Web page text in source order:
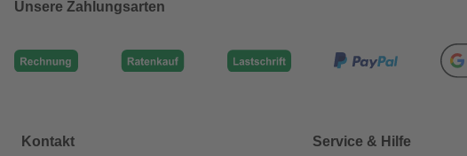
Unsere Zahlungsarten
Kontakt Service & Hilfe